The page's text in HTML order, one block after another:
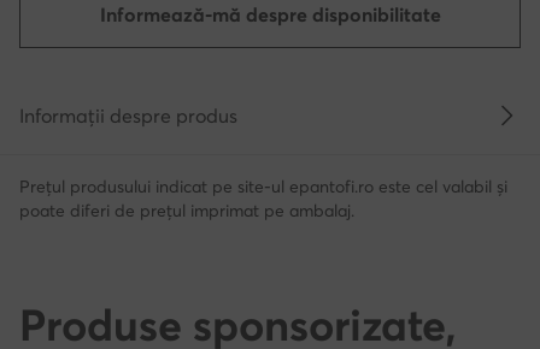
Informează-mă despre disponibilitate
Informații despre produs
Prețul produsului indicat pe site-ul epantofi.ro este cel valabil și
poate diferi de prețul imprimat pe ambalaj.
Produse sponsorizate,